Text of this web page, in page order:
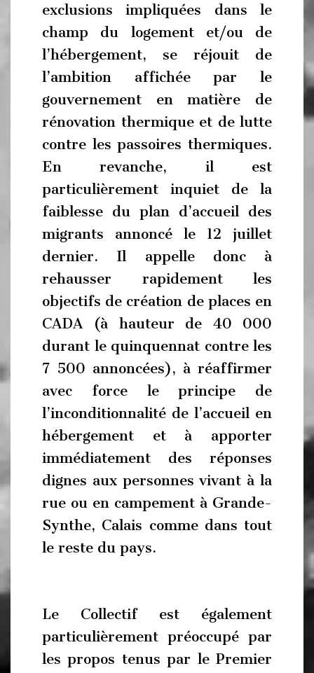
exclusions impliquées dans le
champ du logement et/ou de
l’hébergement, se réjouit de
l’ambition affichée par le
gouvernement en matière de
rénovation thermique et de lutte
contre les passoires thermiques.
En revanche, il est
particulièrement inquiet de la
faiblesse du plan d’accueil des
migrants annoncé le 12 juillet
dernier. Il appelle donc à
rehausser rapidement les
objectifs de création de places en
CADA (à hauteur de 40 000
durant le quinquennat contre les
7 500 annoncées), à réaffirmer
avec force le principe de
l’inconditionnalité de l’accueil en
hébergement et à apporter
immédiatement des réponses
dignes aux personnes vivant à la
rue ou en campement à Grande-
Synthe, Calais comme dans tout
le reste du pays.
Le Collectif est également
particulièrement préoccupé par
les propos tenus par le Premier